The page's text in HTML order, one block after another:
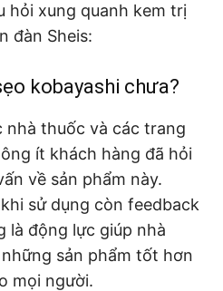
hỏi xung quanh kem trị
đàn Sheis:
kobayashi chưa?
nhà thuốc và các trang
ít khách hàng đã hỏi
về sản phẩm này.
sử dụng còn feedback
là động lực giúp nhà
sản phẩm tốt hơn
mọi người.